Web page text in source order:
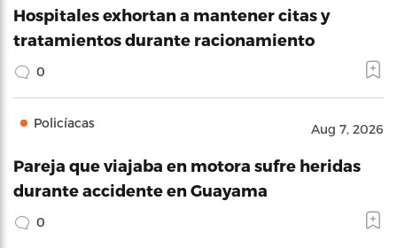
Hospitales exhortan a mantener citas y
tratamientos durante racionamiento
0
Policíacas Aug 7, 2026
Pareja que viajaba en motora sufre heridas
durante accidente en Guayama
0